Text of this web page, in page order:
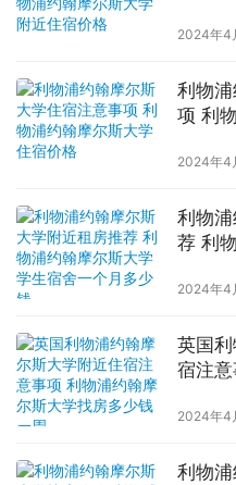
2024年4
利物
项 利
2024年4
利物
荐 利
2024年4
英国
宿注
2024年4
利物